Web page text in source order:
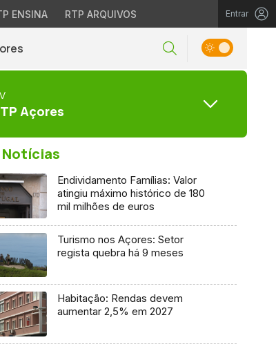
ENSINA RTP ARQUIVOS Entrar
Açores
Notícias
Endividamento Famílias: Valor
atingiu máximo histórico de 180
mil milhões de euros
Turismo nos Açores: Setor
regista quebra há 9 meses
Habitação: Rendas devem
aumentar 2,5% em 2027